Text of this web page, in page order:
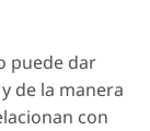
puede dar
de la manera
con